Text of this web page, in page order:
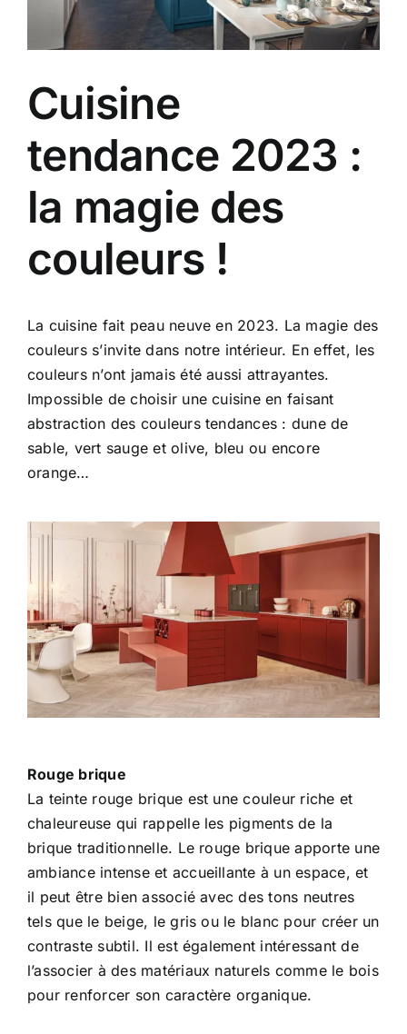
Cuisine
tendance 2023 :
la magie des
couleurs !
La cuisine fait peau neuve en 2023. La magie des
couleurs s’invite dans notre intérieur. En effet, les
couleurs n’ont jamais été aussi attrayantes.
Impossible de choisir une cuisine en faisant
abstraction des couleurs tendances : dune de
sable, vert sauge et olive, bleu ou encore
orange…
Rouge brique
La teinte rouge brique est une couleur riche et
chaleureuse qui rappelle les pigments de la
brique traditionnelle. Le rouge brique apporte une
ambiance intense et accueillante à un espace, et
il peut être bien associé avec des tons neutres
tels que le beige, le gris ou le blanc pour créer un
contraste subtil. Il est également intéressant de
l’associer à des matériaux naturels comme le bois
pour renforcer son caractère organique.